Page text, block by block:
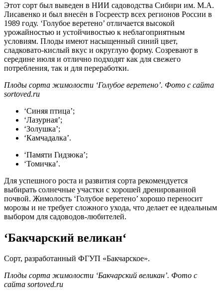
Этот сорт был выведен в НИИ садоводства Сибири им. М.А.
Лисавенко и был внесён в Госреестр всех регионов России в
1989 году. ‘Голубое веретено’ отличается высокой
урожайностью и устойчивостью к неблагоприятным
условиям. Плоды имеют насыщенный синий цвет,
сладковато-кислый вкус и округлую форму. Созревают в
середине июля и отлично подходят как для свежего
потребления, так и для переработки.
Плоды сорта жимолости ‘Голубое веретено’. Фото с сайта
sortoved.ru
‘Синяя птица’;
‘Лазурная’;
‘Золушка’;
‘Камчадалка’.
‘Памяти Гидзюка’;
‘Томичка’.
Для успешного роста и развития сорта рекомендуется
выбирать солнечные участки с хорошей дренированной
почвой. Жимолость ‘Голубое веретено’ хорошо переносит
морозы и не требует сложного ухода, что делает ее идеальным
выбором для садоводов-любителей.
‘Бакчарский великан‘
Сорт, разработанный ФГУП «Бакчарское».
Плоды сорта жимолости ‘Бакчарский великан’. Фото с
сайта sortoved.ru